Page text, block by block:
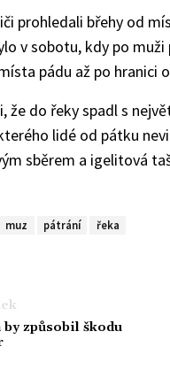
prohledali břehy od
v sobotu, kdy po
pádu až po hranici
že do řeky spadl s
lidé od pátku
sběrem a igelitová
muz pátrání řeka
by způsobil škodu